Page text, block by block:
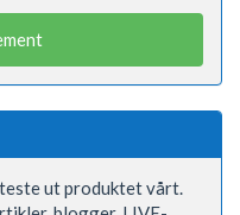
ut produktet vårt.